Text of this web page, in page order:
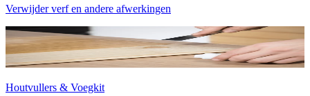
Verwijder verf en andere afwerkingen
Houtvullers & Voegkit